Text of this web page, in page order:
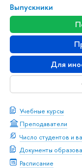
Выпускники
Для
Учебные курсы
Преподаватели
Число студентов и
Документы
Расписание